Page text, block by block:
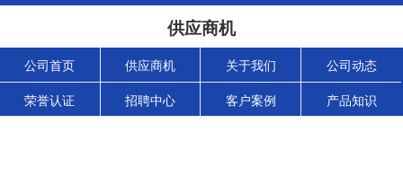
供应商机
公司首页 供应商机 关于我们 公司动态
荣誉认证 招聘中心 客户案例 产品知识